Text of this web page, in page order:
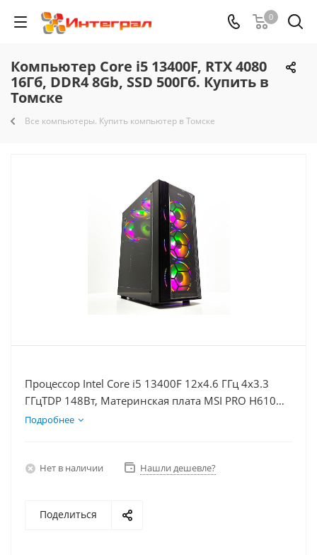
0
Компьютер Core i5 13400F, RTX 4080
16Гб, DDR4 8Gb, SSD 500Гб. Купить в
Томске
Все компьютеры. Купить компьютер в Томске
Процессор Intel Core i5 13400F 12x4.6 ГГц 4x3.3
ГГцTDP 148Вт, Материнская плата MSI PRO H610M-
E, Видеокарта RTX 4080 16Гб, Память DDR4 8Gb,
Подробнее
Нет в наличии Нашли дешевле?
Поделиться